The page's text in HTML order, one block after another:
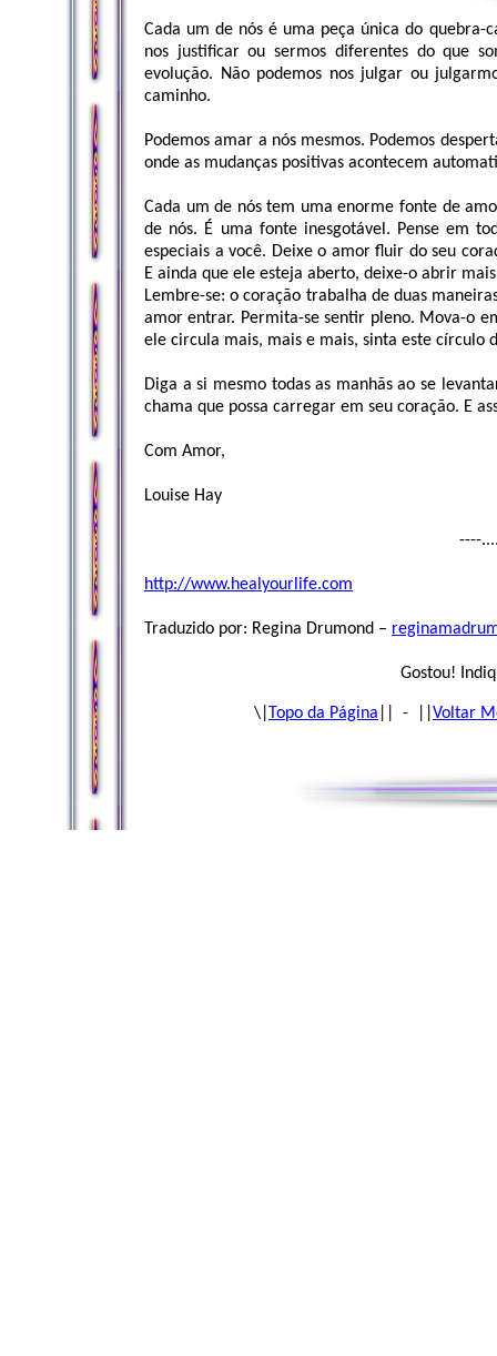
Cada um de nós é uma peça única do quebra-
nos justificar ou sermos diferentes do que
evolução. Não podemos nos julgar ou
caminho.
Podemos amar a nós mesmos. Podemos
onde as mudanças positivas acontecem
Cada um de nós tem uma enorme fonte de
de nós. É uma fonte inesgotável. Pense em
especiais a você. Deixe o amor fluir do seu
E ainda que ele esteja aberto, deixe-o abrir
Lembre-se: o coração trabalha de duas
amor entrar. Permita-se sentir pleno. Mova-o
ele circula mais, mais e mais, sinta este círculo
Diga a si mesmo todas as manhãs ao se
chama que possa carregar em seu coração. E
Com Amor,
Louise Hay
----
http://www.healyourlife.com
Traduzido por: Regina Drumond –
Gostou!
\| Topo da Página || - || Voltar